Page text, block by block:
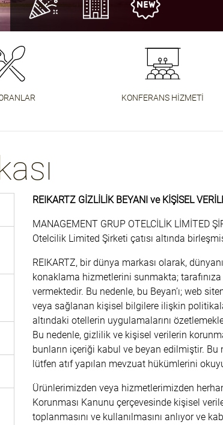
DEVAMINI OKU
DAHA FAZLA AYRINTI
DAHA FAZLA DETAY
KONFERANS HIZMETI
REIKARTZ GİZLİLİK BEYANI ve KİŞİSEL
MANAGEMENT GRUP OTELCİLİK LİMİTED
Otelcilik Limited Şirketi çatısı altında
REIKARTZ, bir dünya markası olarak,
konaklama hizmetlerini sunmakta;
vermektedir. Bu nedenle, bu Beyan’ı; web
veya sağlanan kişisel bilgilere ilişkin
altındaki otellerin uygulamalarını
Bu nedenle, gizlilik ve kişisel verilerin
bunların içeriği kabul ve beyan edilmiştir. Bu
lütfen atıf yapılan mevzuat hükümlerini
Ürünlerimizden veya hizmetlerimizden
Korunması Kanunu çerçevesinde kişisel
toplanmasını ve kullanılmasını anlıyor ve